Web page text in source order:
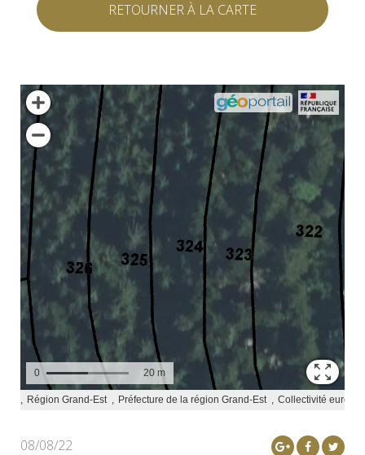
RETOURNER À LA CARTE
08/08/22